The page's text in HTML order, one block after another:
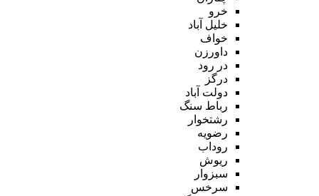
خرو
خلیل آباد
خواف
داورزن
در رود
درگز
دولت آباد
رباط سنگ
رشتخوار
رضویه
روداب
ریوش
سبزوار
سرخس